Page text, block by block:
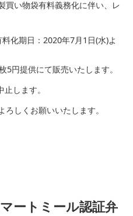
物袋有料義務化に伴い、レ
期日：2020年7月1日(水)よ
供にて販売いたします。
ます。
くお願いいたします。
ミール認証弁